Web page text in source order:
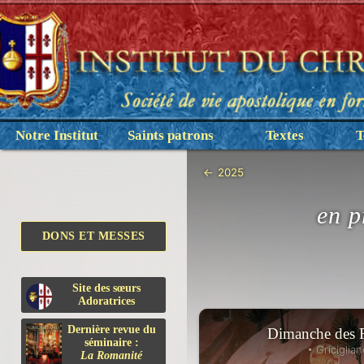
Notre Institut Saints patrons Textes
DONS ET MESSES
Site des sœurs
Adoratrices
Dernière revue du
séminaire :
La Romanité
← 2025
en
Dimanche des
•